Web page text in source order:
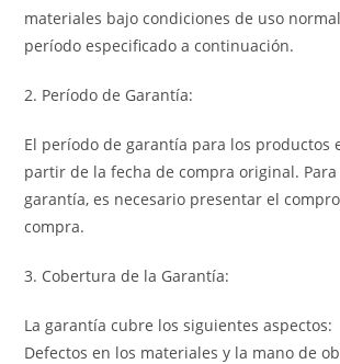
materiales bajo condiciones de uso
período especificado a continuación.
2. Período de Garantía:
El período de garantía para los productos
partir de la fecha de compra original.
garantía, es necesario presentar el
compra.
3. Cobertura de la Garantía:
La garantía cubre los siguientes aspectos:
Defectos en los materiales y la mano de